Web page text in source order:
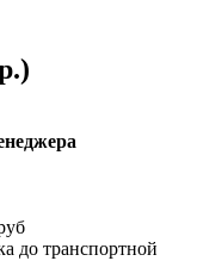
до транспортной